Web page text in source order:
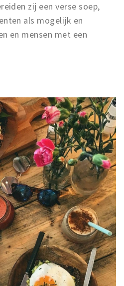
zij een verse soep,
als mogelijk en
en mensen met een